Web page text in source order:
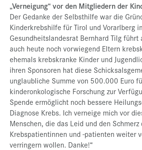
„Verneigung“ vor den Mitgliedern der
Der Gedanke der Selbsthilfe war die
Kinderkrebshilfe für Tirol und Vorarlberg
Gesundheitslandesrat Bernhard Tilg führt
auch heute noch vorwiegend Eltern
ehemals krebskranke Kinder und
ihren Sponsoren hat diese
unglaubliche Summe von 500.000 Euro
kinderonkologische Forschung zur
Spende ermöglicht noch bessere
Diagnose Krebs. Ich verneige mich vor
Menschen, die das Leid und den
Krebspatientinnen und -patienten weiter
verringern wollen. Danke!“